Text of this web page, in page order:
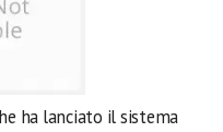
ha lanciato il sistema